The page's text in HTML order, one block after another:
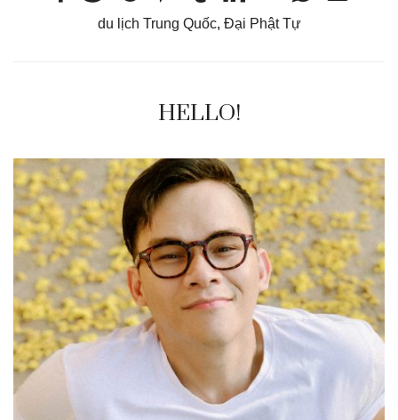
du lịch Trung Quốc, Đại Phật Tự
HELLO!